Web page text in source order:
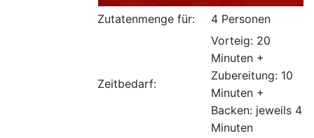
Zutatenmenge für: 4 Personen
Zeitbedarf:
Vorteig: 20
Minuten +
Zubereitung: 10
Minuten +
Backen: jeweils 4
Minuten